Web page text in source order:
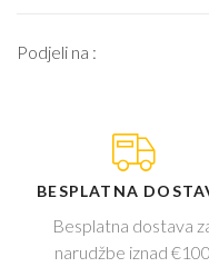
Podjeli na :
BESPLATNA
Besplatna dostava
narudžbe iznad €100